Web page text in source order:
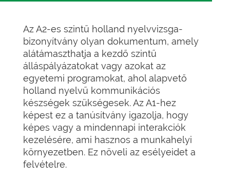
Az A2-es szintű holland nyelvvizsga-
bizonyítvány olyan dokumentum, amely
alátámaszthatja a kezdő szintű
álláspályázatokat vagy azokat az
egyetemi programokat, ahol alapvető
holland nyelvű kommunikációs
készségek szükségesek. Az A1-hez
képest ez a tanúsítvány igazolja, hogy
képes vagy a mindennapi interakciók
kezelésére, ami hasznos a munkahelyi
környezetben. Ez növeli az esélyeidet a
felvételre.